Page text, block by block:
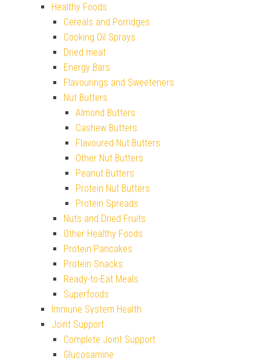
Healthy Foods
Cereals and Porridges
Cooking Oil Sprays
Dried meat
Energy Bars
Flavourings and Sweeteners
Nut Butters
Almond Butters
Cashew Butters
Flavoured Nut Butters
Other Nut Butters
Peanut Butters
Protein Nut Butters
Protein Spreads
Nuts and Dried Fruits
Other Healthy Foods
Protein Pancakes
Protein Snacks
Ready-to-Eat Meals
Superfoods
Immune System Health
Joint Support
Complete Joint Support
Glucosamine